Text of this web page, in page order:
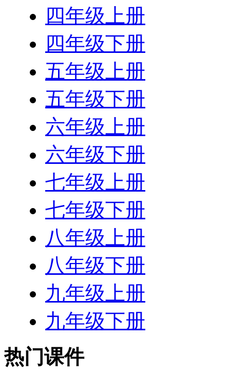
四年级上册
四年级下册
五年级上册
五年级下册
六年级上册
六年级下册
七年级上册
七年级下册
八年级上册
八年级下册
九年级上册
九年级下册
热门课件